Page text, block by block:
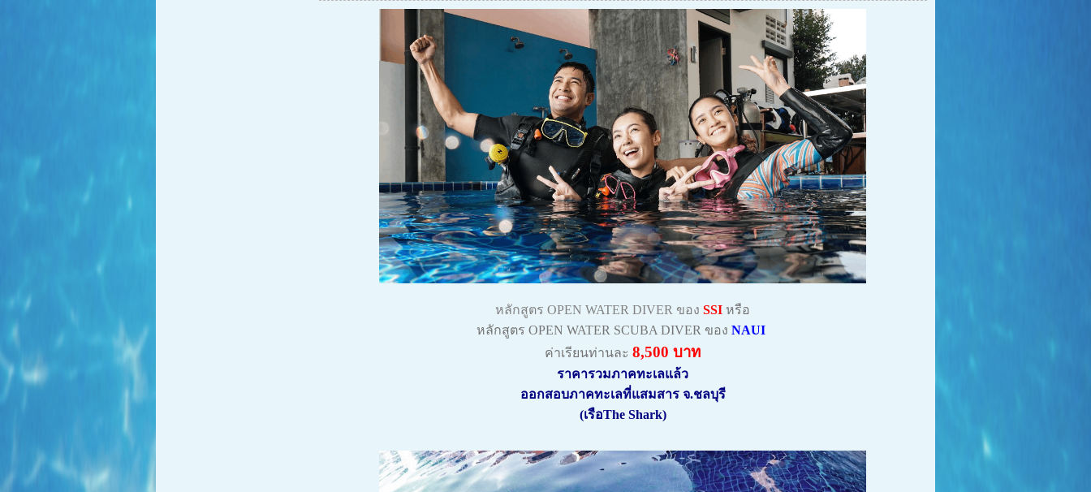
หลักสูตร OPEN WATER DIVER ของSSI หรือ
หลักสูตร OPEN WATER SCUBA DIVER ของNAUI
ค่าเรียนท่านละ8,500 บาท
ราคารวมภาคทะเลแล้ว
ออกสอบภาคทะเลที่แสมสาร จ.ชลบุรี
(เรือThe Shark)